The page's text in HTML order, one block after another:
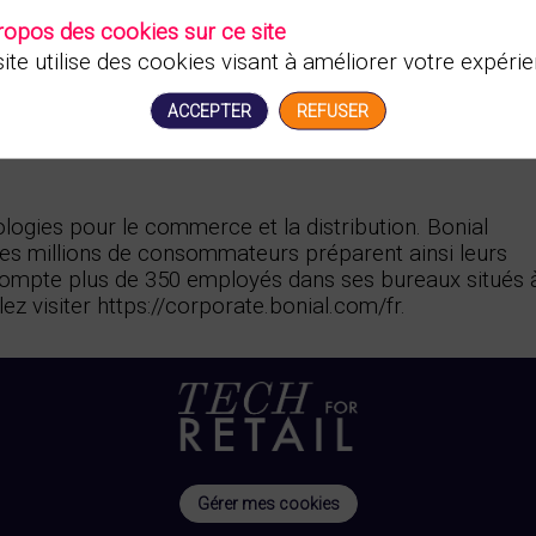
pour le commerce et la distribution. Bonial
millions de consommateurs préparent ainsi leurs
plus de 350 employés dans ses bureaux situés
visiter https://corporate.bonial.com/fr.
Gérer mes cookies
des cookies sur ce site
utilise des cookies visant à améliorer votre
ACCEPTER REFUSER